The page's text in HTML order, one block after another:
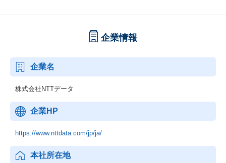
企業情報
企業名
株式会社NTTデータ
企業HP
https://www.nttdata.com/jp/ja/
本社所在地